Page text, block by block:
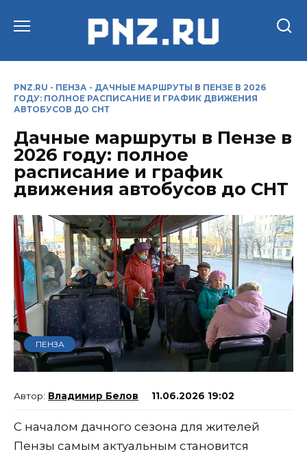
PNZ.RU - ПЕНЗА - ДАЧНЫЕ МАРШРУТЫ В ПЕНЗЕ В 2026
ГОДУ: ПОЛНОЕ РАСПИСАНИЕ И ГРАФИК ДВИЖЕНИЯ
АВТОБУСОВ ДО СНТ
Дачные маршруты в Пензе в
2026 году: полное
расписание и график
движения автобусов до СНТ
ПЕНЗА
Владимир Белов 11.06.2026 19:02
С началом дачного сезона для жителей
Пензы самым актуальным становится